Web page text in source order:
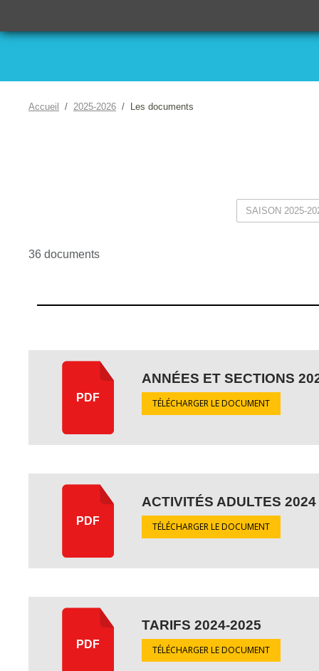
Accueil 2025-2026 Les documents
36 documents
PDF
ANNÉES ET SECTIONS
TÉLÉCHARGER LE DOCUMENT
PDF
ACTIVITÉS ADULTES 2024
TÉLÉCHARGER LE DOCUMENT
PDF
TARIFS 2024-2025
TÉLÉCHARGER LE DOCUMENT